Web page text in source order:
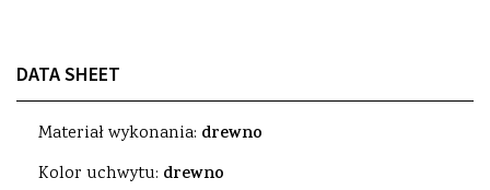
DATA SHEET
Materiał wykonania: drewno
Kolor uchwytu: drewno